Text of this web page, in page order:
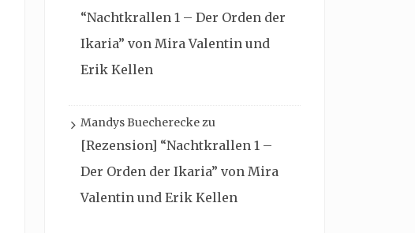
“Nachtkrallen 1 – Der Orden der
Ikaria” von Mira Valentin und
Erik Kellen
Mandys Buechereckezu
[Rezension] “Nachtkrallen 1 –
Der Orden der Ikaria” von Mira
Valentin und Erik Kellen